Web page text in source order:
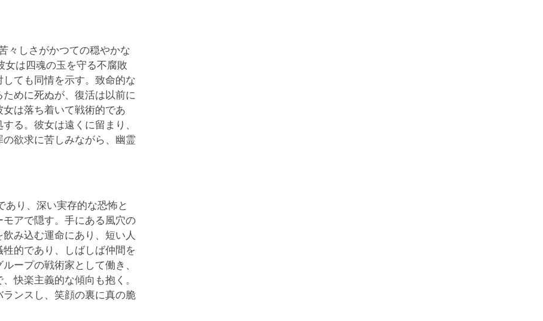
々しさがかつての穏やかな
は四魂の玉を守る不腐敗
ても同情を示す。致命的な
めに死ぬが、復活は以前に
は落ち着いて戦術的であ
る。彼女は遠くに留まり、
欲求に苦しみながら、幽霊
り、深い実存的な恐怖と
アで隠す。手にある風穴の
み込む運命にあり、短い人
的であり、しばしば仲間を
ープの戦術家として働き、
快楽主義的な傾向も抱く。
ンスし、笑顔の裏に真の脆